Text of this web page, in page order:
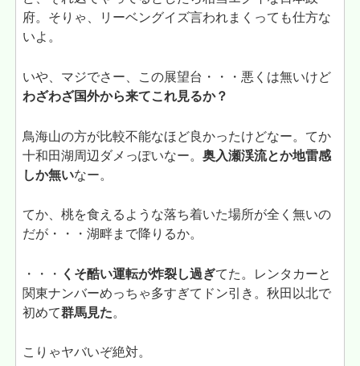
府。そりゃ、リーベングイズ言われまくっても仕方な
いよ。
いや、マジでさー、この展望台・・・悪くは無いけど
わざわざ国外から来てこれ見るか？
鳥海山の方が比較不能なほど良かったけどなー。てか
十和田湖周辺ダメっぽいなー。奥入瀬渓流とか地雷感
しか無いなー。
てか、桃を食えるような落ち着いた場所が全く無いの
だが・・・湖畔まで降りるか。
・・・ くそ酷い運転が炸裂し過ぎてた。レンタカーと
関東ナンバーめっちゃ多すぎてドン引き。秋田以北で
初めて群馬見た。
こりゃヤバいぞ絶対。